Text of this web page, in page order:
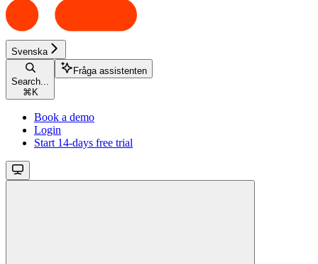
Svenska
Search...
⌘ K
Fråga assistenten
Book a demo
Login
Start 14-days free trial